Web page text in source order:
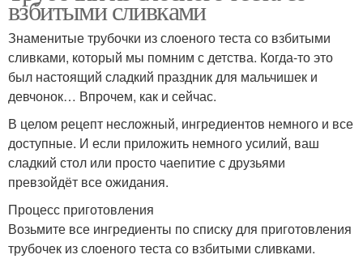
взбитыми сливками
Знаменитые трубочки из слоеного теста со взбитыми
сливками, который мы помним с детства. Когда-то это
был настоящий сладкий праздник для мальчишек и
девчонок… Впрочем, как и сейчас.
В целом рецепт несложный, ингредиентов немного и все
доступные. И если приложить немного усилий, ваш
сладкий стол или просто чаепитие с друзьями
превзойдёт все ожидания.
Процесс приготовления
Возьмите все ингредиенты по списку для приготовления
трубочек из слоеного теста со взбитыми сливками.